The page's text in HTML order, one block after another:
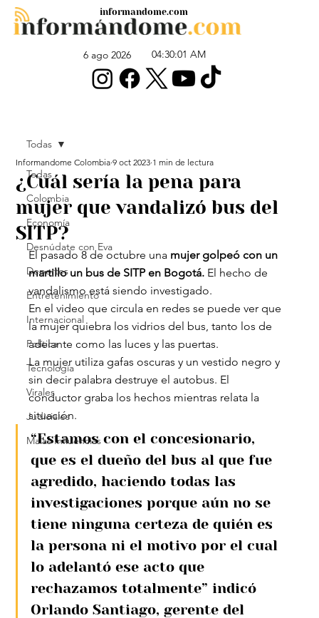
6 ago 2026 04:30:01 AM
informandome.com
Todas
Colombia
Economía
Desnúdate con Eva
Deportes
Entretenimiento
Internacional
Política
Tecnología
Virales
Judiciales
Malas Influencias
Todas
¿Cuál sería la pena para
mujer que vandalizó bus del
SITP?
Informandome Colombia 9 oct 2023 1 min de lectura
El pasado 8 de octubre una mujer golpeó con un
martillo un bus de SITP en Bogotá. El hecho de
vandalismo está siendo investigado.
En el video que circula en redes se puede ver que
la mujer quiebra los vidrios del bus, tanto los de
adelante como las luces y las puertas.
La mujer utiliza gafas oscuras y un vestido negro y
sin decir palabra destruye el autobus. El
conductor graba los hechos mientras relata la
situación.
“Estamos con el concesionario,
que es el dueño del bus al que fue
agredido, haciendo todas las
investigaciones porque aún no se
tiene ninguna certeza de quién es
la persona ni el motivo por el cual
lo adelantó ese acto que
rechazamos totalmente” indicó
Orlando Santiago, gerente del